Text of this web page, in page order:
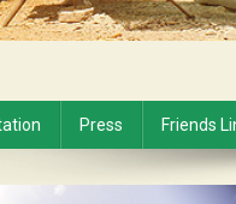
Press Friends